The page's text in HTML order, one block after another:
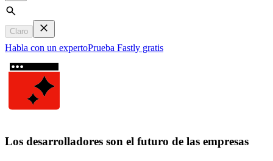
Search
Claro
Habla con un expertoPrueba Fastly gratis
Los desarrolladores son el futuro de las empresas